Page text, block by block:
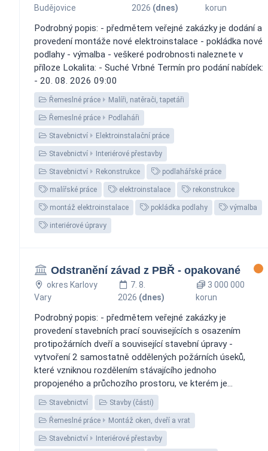
Budějovice 2026 (dnes) korun
Podrobný popis: - předmětem veřejné zakázky je dodání a
provedení montáže nové elektroinstalace - pokládka nové
podlahy - výmalba - veškeré podrobnosti naleznete v
příloze Lokalita: - Suché Vrbné Termín pro podání nabídek:
- 20. 08. 2026 09:00
Řemeslné práce Malíři, natěrači, tapetáři
Řemeslné práce Podlaháři
Stavebnictví Elektroinstalační práce
Stavebnictví Interiérové přestavby
Stavebnictví Rekonstrukce podlahářské práce
malířské práce elektroinstalace rekonstrukce
montáž elektroinstalace pokládka podlahy výmalba
interiérové úpravy
Odstranění závad z PBŘ - opakované
okres Karlovy
Vary
7. 8.
2026 (dnes)
3 000 000
korun
Podrobný popis: - předmětem veřejné zakázky je
provedení stavebních prací souvisejících s osazením
protipožárních dveří a související stavební úpravy -
vytvoření 2 samostatně oddělených požárních úseků,
které vzniknou rozdělením stávajícího jednoho
propojeného a průchozího prostoru, ve kterém je...
Stavebnictví Stavby (části)
Řemeslné práce Montáž oken, dveří a vrat
Stavebnictví Interiérové přestavby